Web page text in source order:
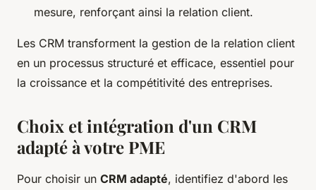
mesure, renforçant ainsi la relation client.
Les CRM transforment la gestion de la relation client
en un processus structuré et efficace, essentiel pour
la croissance et la compétitivité des entreprises.
Choix et intégration d'un CRM
adapté à votre PME
Pour choisir un CRM adapté, identifiez d'abord les